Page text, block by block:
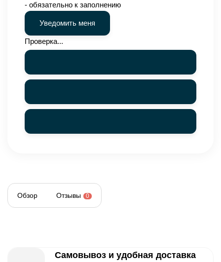
- обязательно к заполнению
Проверка...
Обзор Отзывы 0
Самовывоз и удобная доставка